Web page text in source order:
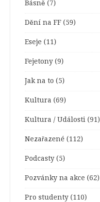
Básně (7)
Dění na FF (59)
Eseje (11)
Fejetony (9)
Jak na to (5)
Kultura (69)
Kultura / Události (91)
Nezařazené (112)
Podcasty (5)
Pozvánky na akce (62)
Pro studenty (110)